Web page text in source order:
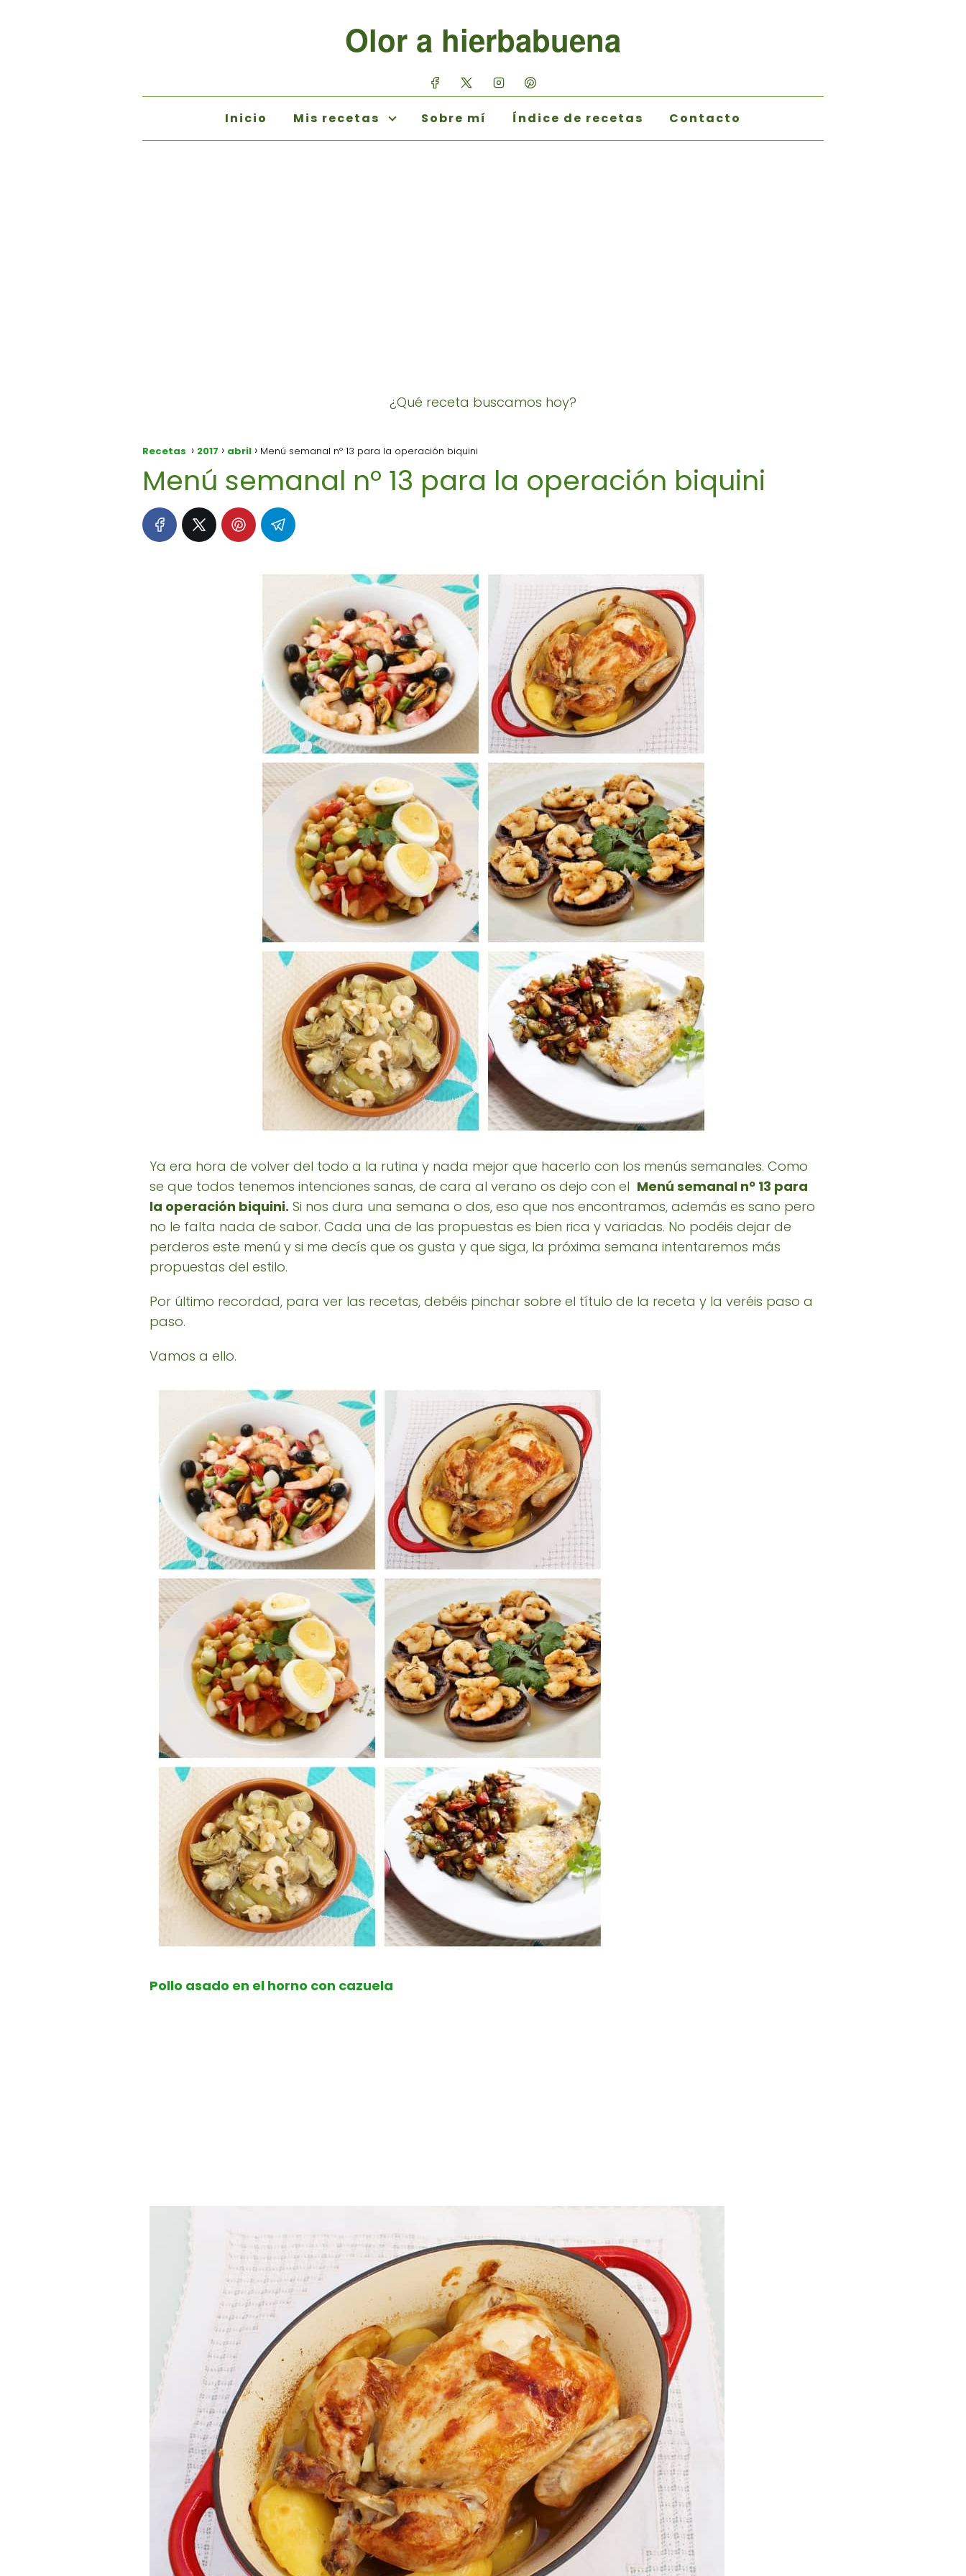
Olor a hierbabuena
Inicio Mis recetas Sobre mí Índice de recetas Contacto
¿Qué receta buscamos hoy?
Recetas 2017 abril Menú semanal nº 13 para la operación biquini
Menú semanal nº 13 para la operación biquini
Ya era hora de volver del todo a la rutina y nada mejor que hacerlo con los menús semanales. Como
se que todos tenemos intenciones sanas, de cara al verano os dejo con el Menú semanal nº 13 para
la operación biquini. Si nos dura una semana o dos, eso que nos encontramos, además es sano pero
no le falta nada de sabor. Cada una de las propuestas es bien rica y variadas. No podéis dejar de
perderos este menú y si me decís que os gusta y que siga, la próxima semana intentaremos más
propuestas del estilo.
Por último recordad, para ver las recetas, debéis pinchar sobre el título de la receta y la veréis paso a
paso.
Vamos a ello.
Pollo asado en el horno con cazuela